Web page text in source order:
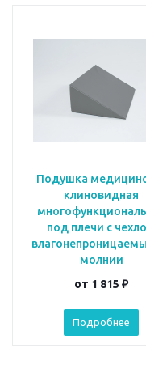
Подушка
клиновидная
под плечи с
молнии
от 1 815 ₽
Подробнее